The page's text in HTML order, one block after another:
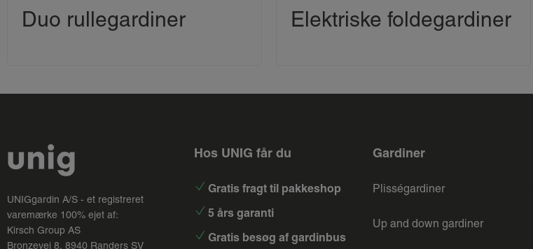
Duo rullegardiner Elektriske foldegardiner
UNIGgardin A/S - et registreret
varemærke 100% ejet af:
Kirsch Group AS
Bronzevej 8, 8940 Randers SV
Hos UNIG får du
Gratis fragt til pakkeshop
5 års garanti
Gratis besøg af gardinbus
Gardiner
Plisségardiner
Up and down gardiner